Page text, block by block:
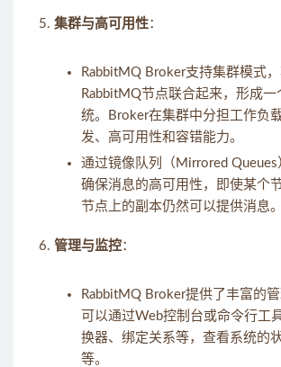
集群与高可用性：
RabbitMQ Broker支持集群模式
RabbitMQ节点联合起来，形成一
统。Broker在集群中分担工作负
发、高可用性和容错能力。
通过镜像队列（Mirrored
确保消息的高可用性，即使某个
节点上的副本仍然可以提供消息。
管理与监控：
RabbitMQ Broker提供了丰富的
可以通过Web控制台或命令行工
换器、绑定关系等，查看系统的
等。